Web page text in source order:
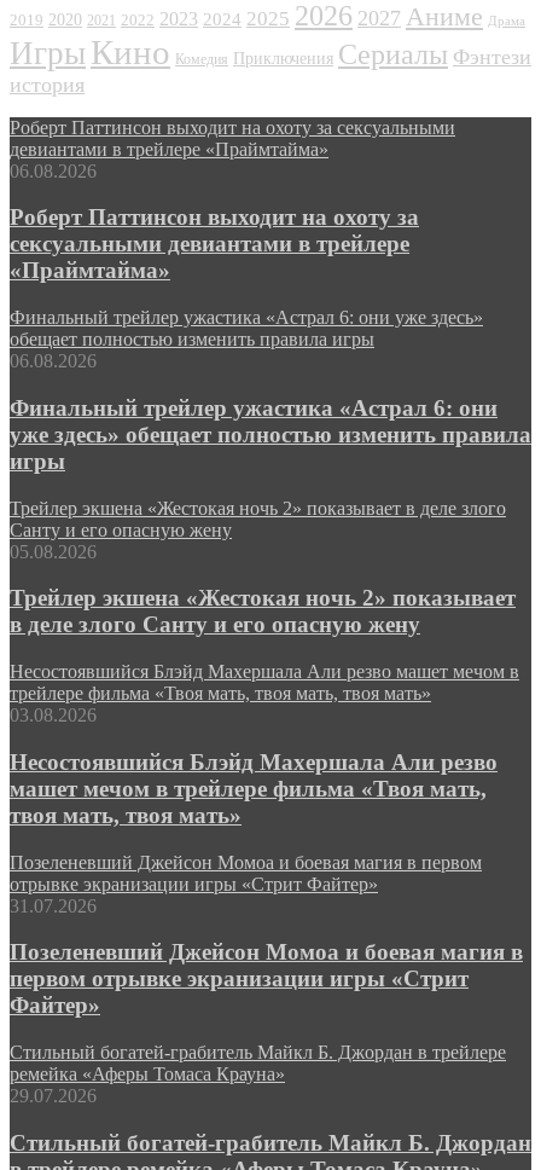
2019 2020 2021 2022 2023 2024 2025 2026 2027 Аниме Драма
Игры Кино Комедия Приключения Сериалы Фэнтези
история
Роберт Паттинсон выходит на охоту за сексуальными
девиантами в трейлере «Праймтайма»
06.08.2026
Роберт Паттинсон выходит на охоту за
сексуальными девиантами в трейлере
«Праймтайма»
Финальный трейлер ужастика «Астрал 6: они уже здесь»
обещает полностью изменить правила игры
06.08.2026
Финальный трейлер ужастика «Астрал 6: они
уже здесь» обещает полностью изменить правила
игры
Трейлер экшена «Жестокая ночь 2» показывает в деле злого
Санту и его опасную жену
05.08.2026
Трейлер экшена «Жестокая ночь 2» показывает
в деле злого Санту и его опасную жену
Несостоявшийся Блэйд Махершала Али резво машет мечом в
трейлере фильма «Твоя мать, твоя мать, твоя мать»
03.08.2026
Несостоявшийся Блэйд Махершала Али резво
машет мечом в трейлере фильма «Твоя мать,
твоя мать, твоя мать»
Позеленевший Джейсон Момоа и боевая магия в первом
отрывке экранизации игры «Стрит Файтер»
31.07.2026
Позеленевший Джейсон Момоа и боевая магия в
первом отрывке экранизации игры «Стрит
Файтер»
Стильный богатей-грабитель Майкл Б. Джордан в трейлере
ремейка «Аферы Томаса Крауна»
29.07.2026
Стильный богатей-грабитель Майкл Б. Джордан